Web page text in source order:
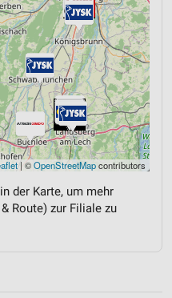
| ©OpenStreetMapcontributors
der Karte, um mehr
Route) zur Filiale zu